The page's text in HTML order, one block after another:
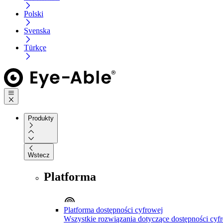
Polski
Svenska
Türkçe
Produkty
Wstecz
Platforma
Platforma dostępności cyfrowej
Wszystkie rozwiązania dotyczące dostępności